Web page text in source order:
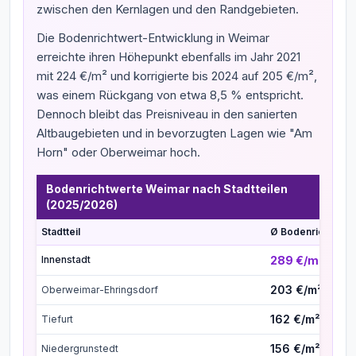
zwischen den Kernlagen und den Randgebieten.
Die Bodenrichtwert-Entwicklung in Weimar
erreichte ihren Höhepunkt ebenfalls im Jahr 2021
mit 224 €/m² und korrigierte bis 2024 auf 205 €/m²,
was einem Rückgang von etwa 8,5 % entspricht.
Dennoch bleibt das Preisniveau in den sanierten
Altbaugebieten und in bevorzugten Lagen wie "Am
Horn" oder Oberweimar hoch.
Bodenrichtwerte Weimar nach Stadtteilen
(2025/2026)
Stadtteil Ø Bodenrichtwert
Innenstadt 289 €/m²
Oberweimar-Ehringsdorf 203 €/m²
Tiefurt 162 €/m²
Niedergrunstedt 156 €/m²